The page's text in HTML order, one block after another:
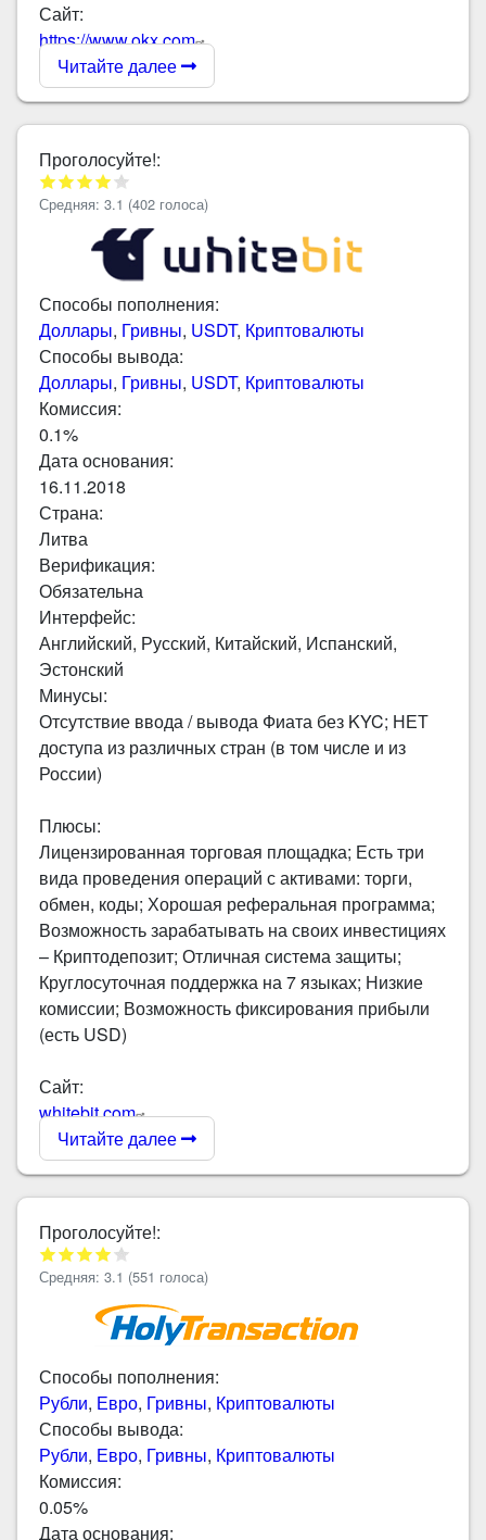
Сайт:
https://www.okx.com
Читайте далее
Проголосуйте!:
Средняя: 3.1 (402 голоса)
Способы пополнения:
Доллары, Гривны, USDT, Криптовалюты
Способы вывода:
Доллары, Гривны, USDT, Криптовалюты
Комиссия:
0.1%
Дата основания:
16.11.2018
Страна:
Литва
Верификация:
Обязательна
Интерфейс:
Английский, Русский, Китайский, Испанский,
Эстонский
Минусы:
Отсутствие ввода / вывода Фиата без KYC; НЕТ
доступа из различных стран (в том числе и из
России)
Плюсы:
Лицензированная торговая площадка; Есть три
вида проведения операций с активами: торги,
обмен, коды; Хорошая реферальная программа;
Возможность зарабатывать на своих инвестициях
– Криптодепозит; Отличная система защиты;
Круглосуточная поддержка на 7 языках; Низкие
комиссии; Возможность фиксирования прибыли
(есть USD)
Сайт:
whitebit.com
Читайте далее
Проголосуйте!:
Средняя: 3.1 (551 голоса)
Способы пополнения:
Рубли, Евро, Гривны, Криптовалюты
Способы вывода:
Рубли, Евро, Гривны, Криптовалюты
Комиссия:
0.05%
Дата основания: